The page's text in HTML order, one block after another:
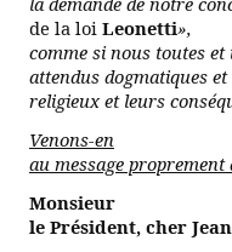
de la loi Leonetti»,
comme si nous toutes et
attendus dogmatiques et
religieux et leurs
Venons-en
au message proprement
Monsieur
le Président, cher